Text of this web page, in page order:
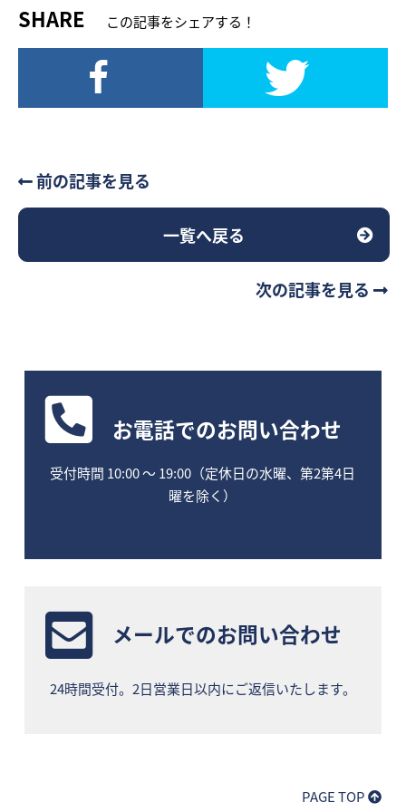
SHARE この記事をシェアする！
前の記事を見る
一覧へ戻る
次の記事を見る
お電話でのお問い合わせ
受付時間 10:00 〜 19:00（定休日の水曜、第2第4日
曜を除く）
メールでのお問い合わせ
24時間受付。2日営業日以内にご返信いたします。
PAGE TOP